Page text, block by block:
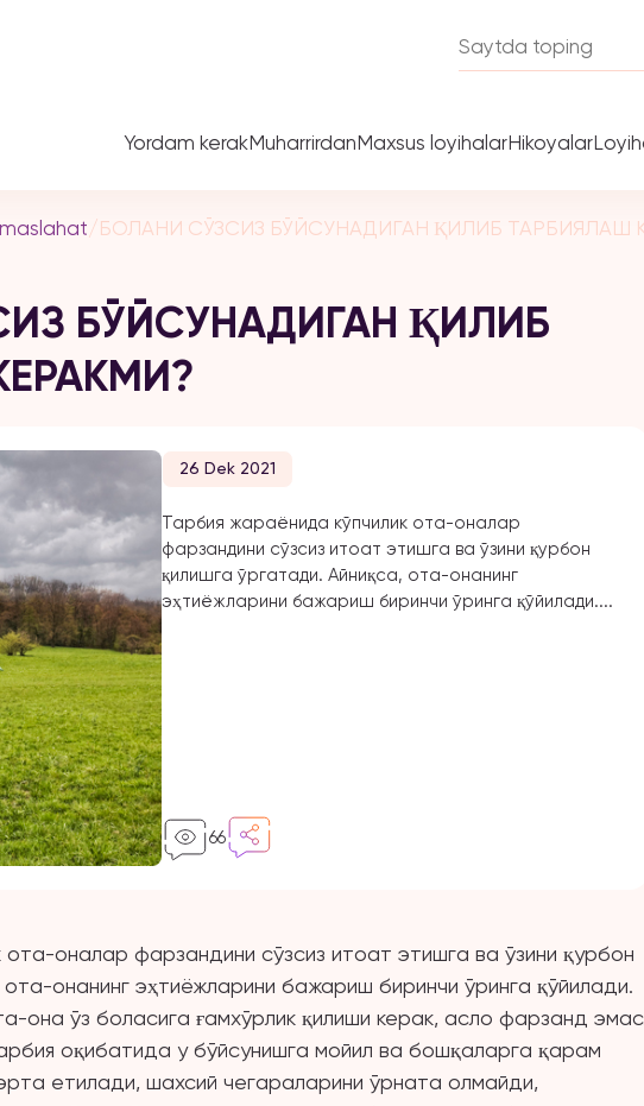
Yordam kerakMuharrirdanMaxsus loyihalarHikoyalar
/БОЛАНИ СЎЗСИЗ БЎЙСУНАДИГАН ҚИЛИБ ТАРБИЯЛАШ
БЎЙСУНАДИГАН ҚИЛИБ
26 Dek 2021
Тарбия жараёнида кўпчилик ота-оналар
фарзандини сўзсиз итоат этишга ва ўзини қурбон
қилишга ўргатади. Айниқса, ота-онанинг
эҳтиёжларини бажариш биринчи ўринга қўйилади....
66
оналар фарзандини сўзсиз итоат этишга ва ўзини қурбон
онанинг эҳтиёжларини бажариш биринчи ўринга қўйилади.
она ўз боласига ғамхўрлик қилиши керак, асло фарзанд
оқибатида у бўйсунишга мойил ва бошқаларга қарам
етилади, шахсий чегараларини ўрната олмайди,